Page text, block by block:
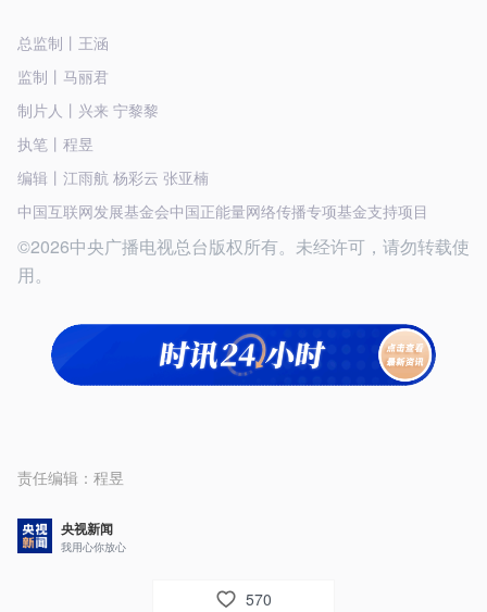
总监制丨王涵
监制丨马丽君
制片人丨兴来 宁黎黎
执笔丨程昱
编辑丨江雨航 杨彩云 张亚楠
中国互联网发展基金会中国正能量网络传播专项基金支持项目
©2026中央广播电视总台版权所有。未经许可，请勿转载使
用。
责任编辑： 程昱
央视新闻
我用心你放心
570